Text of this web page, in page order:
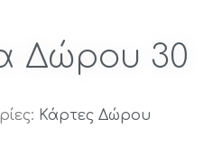
Δώρου 30
Κάρτες Δώρου